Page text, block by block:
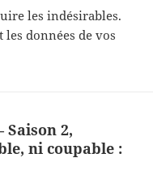
les indésirables.
données de vos
Saison 2,
ni coupable :